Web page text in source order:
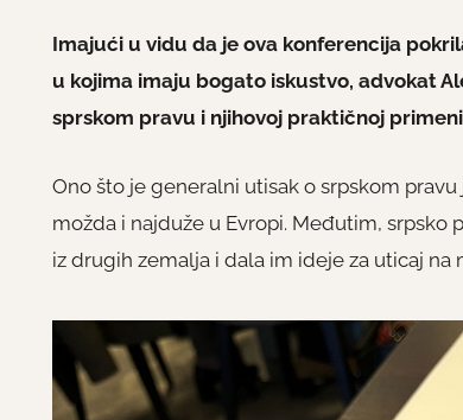
Imajući u vidu da je ova konferencija
u kojima imaju bogato iskustvo, advokat
sprskom pravu i njihovoj praktičnoj
Ono što je generalni utisak o srpskom
možda i najduže u Evropi. Međutim, srpsko
iz drugih zemalja i dala im ideje za uticaj